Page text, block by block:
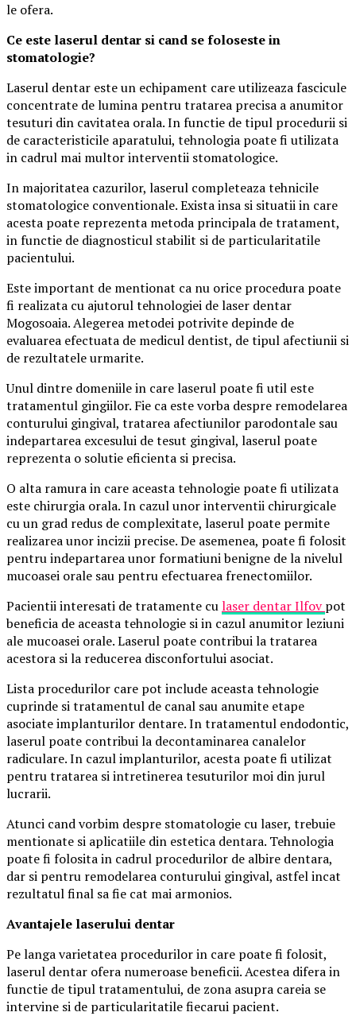
le ofera.
Ce este laserul dentar si cand se foloseste in
stomatologie?
Laserul dentar este un echipament care utilizeaza fascicule
concentrate de lumina pentru tratarea precisa a anumitor
tesuturi din cavitatea orala. In functie de tipul procedurii si
de caracteristicile aparatului, tehnologia poate fi utilizata
in cadrul mai multor interventii stomatologice.
In majoritatea cazurilor, laserul completeaza tehnicile
stomatologice conventionale. Exista insa si situatii in care
acesta poate reprezenta metoda principala de tratament,
in functie de diagnosticul stabilit si de particularitatile
pacientului.
Este important de mentionat ca nu orice procedura poate
fi realizata cu ajutorul tehnologiei de laser dentar
Mogosoaia. Alegerea metodei potrivite depinde de
evaluarea efectuata de medicul dentist, de tipul afectiunii si
de rezultatele urmarite.
Unul dintre domeniile in care laserul poate fi util este
tratamentul gingiilor. Fie ca este vorba despre remodelarea
conturului gingival, tratarea afectiunilor parodontale sau
indepartarea excesului de tesut gingival, laserul poate
reprezenta o solutie eficienta si precisa.
O alta ramura in care aceasta tehnologie poate fi utilizata
este chirurgia orala. In cazul unor interventii chirurgicale
cu un grad redus de complexitate, laserul poate permite
realizarea unor incizii precise. De asemenea, poate fi folosit
pentru indepartarea unor formatiuni benigne de la nivelul
mucoasei orale sau pentru efectuarea frenectomiilor.
Pacientii interesati de tratamente culaser dentar Ilfovpot
beneficia de aceasta tehnologie si in cazul anumitor leziuni
ale mucoasei orale. Laserul poate contribui la tratarea
acestora si la reducerea disconfortului asociat.
Lista procedurilor care pot include aceasta tehnologie
cuprinde si tratamentul de canal sau anumite etape
asociate implanturilor dentare. In tratamentul endodontic,
laserul poate contribui la decontaminarea canalelor
radiculare. In cazul implanturilor, acesta poate fi utilizat
pentru tratarea si intretinerea tesuturilor moi din jurul
lucrarii.
Atunci cand vorbim despre stomatologie cu laser, trebuie
mentionate si aplicatiile din estetica dentara. Tehnologia
poate fi folosita in cadrul procedurilor de albire dentara,
dar si pentru remodelarea conturului gingival, astfel incat
rezultatul final sa fie cat mai armonios.
Avantajele laserului dentar
Pe langa varietatea procedurilor in care poate fi folosit,
laserul dentar ofera numeroase beneficii. Acestea difera in
functie de tipul tratamentului, de zona asupra careia se
intervine si de particularitatile fiecarui pacient.